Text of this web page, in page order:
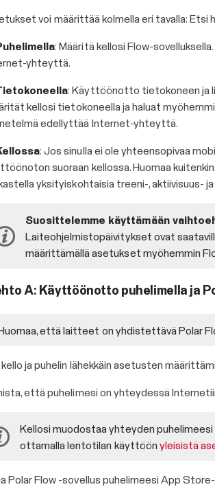
voi määrittää kolmella eri tavalla:
: Määritä kellosi Flow-
yhteyttä.
: Käyttöönotto tietokoneen ja
kellosi tietokoneella ja haluat
edellyttää Internet-yhteyttä.
: Jos sinulla ei ole yhteensopivaa
suoraan kellossa. Huomaa
yksityiskohtaisia treeni-, aktiivisuus-
Suosittelemme käyttämään
Laiteohjelmistopäivitykset ovat
määrittämällä asetukset myöhemmin
A: Käyttöönotto puhelimella ja
että laitteet on yhdistettävä Polar
kello ja puhelin lähekkäin asetusten
että puhelimesi on yhteydessä
Kellosi muodostaa yhteyden
ottamalla lentotilan käyttöön yleisistä
Polar Flow -sovellus puhelimeesi App